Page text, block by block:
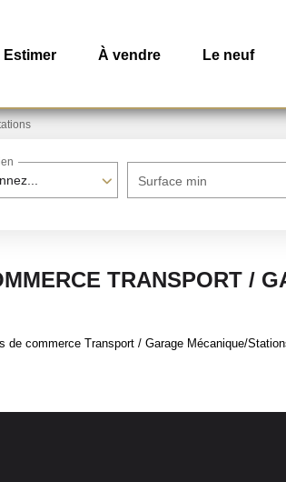
Estimer À vendre Le neuf
Surface min
TRANSPORT /
commerce Transport / Garage Mécanique/